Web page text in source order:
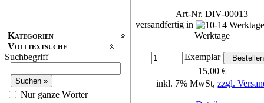
Kategorien
Volltextsuche
Suchbegriff
Nur ganze Wörter
Art-Nr. DIV-00013
versandfertig in
Werktage
Exemplar
15,00 €
inkl. 7% MwSt,zzgl.